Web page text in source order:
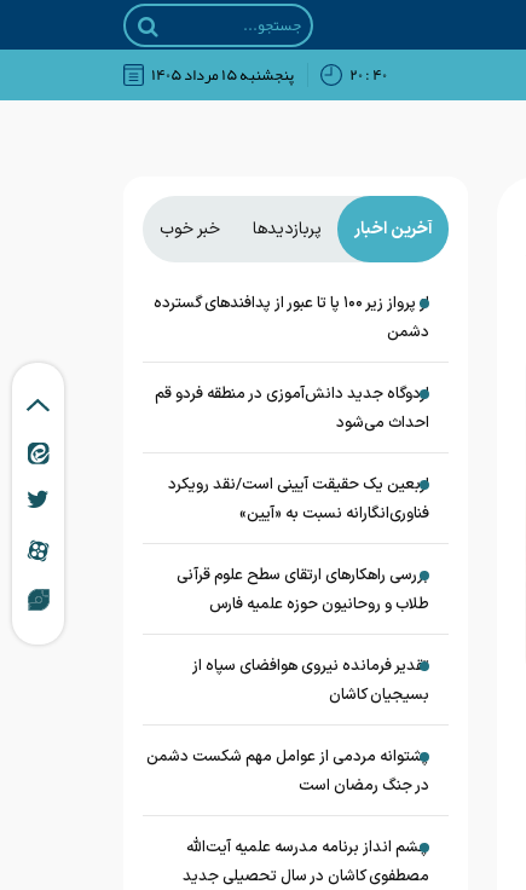
۴۰ : ۲۰ پنجشنبه ۱۵ مرداد ۱۴۰۵
آخرین اخبار پربازدیدها خبر خوب
از پرواز زیر ۱۰۰ پا تا عبور از پدافند‌های گسترده
دشمن
اردوگاه جدید دانش‌آموزی در منطقه فردو قم
احداث می‌شود
اربعین یک حقیقت آیینی است/نقد رویکرد
فناوری‌انگارانه نسبت به «آیین»
بررسی راهکارهای ارتقای سطح علوم قرآنی
طلاب و روحانیون حوزه علمیه فارس
تقدیر فرمانده نیروی هوافضای سپاه از
بسیجیان کاشان
پشتوانه مردمی از عوامل مهم شکست دشمن
در جنگ رمضان است
چشم‌ انداز برنامه مدرسه علمیه آیت‌الله
مصطفوی کاشان در سال تحصیلی جدید